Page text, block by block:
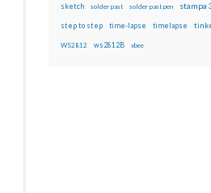
sketch solder past solder past pen stampa
step to step time-lapse timelapse
WS2812 ws2812B xbee